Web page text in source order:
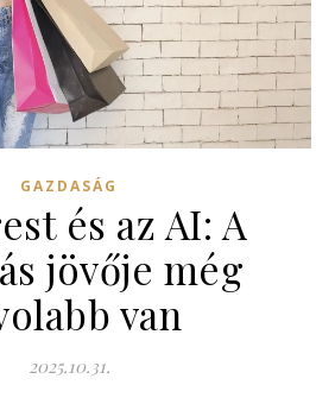
GAZDASÁG
és az AI: A
jövője még
van
2025.10.31.